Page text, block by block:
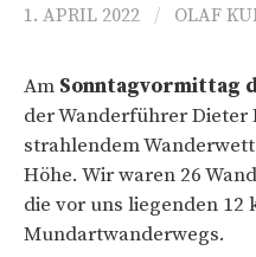
1. APRIL 2022 / OLAF
Am Sonntagvormittag
der Wanderführer Dieter
strahlendem
Höhe. Wir waren 26
die vor uns liegenden 12
Mundartwanderwegs.